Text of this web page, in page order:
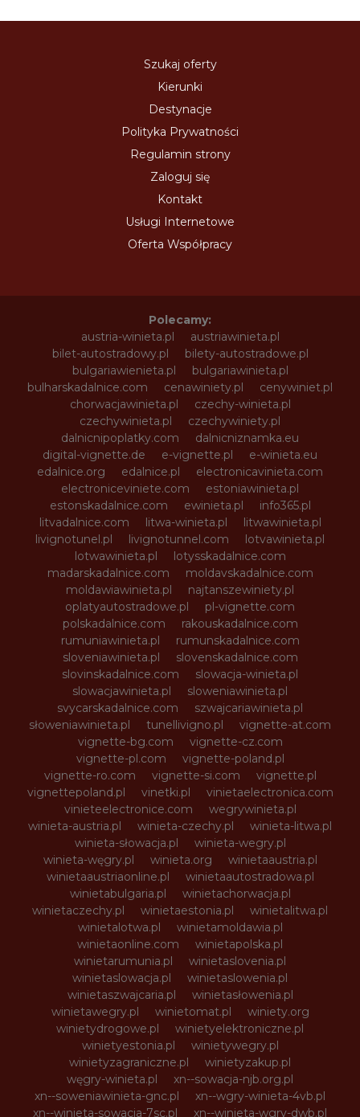
Szukaj oferty
Kierunki
Destynacje
Polityka Prywatności
Regulamin strony
Zaloguj się
Kontakt
Usługi Internetowe
Oferta Współpracy
Polecamy:
austria-winieta.pl
austriawinieta.pl
bilet-autostradowy.pl
bilety-autostradowe.pl
bulgariawienieta.pl
bulgariawinieta.pl
bulharskadalnice.com
cenawiniety.pl
cenywiniet.pl
chorwacjawinieta.pl
czechy-winieta.pl
czechywinieta.pl
czechywiniety.pl
dalnicnipoplatky.com
dalnicniznamka.eu
digital-vignette.de
e-vignette.pl
e-winieta.eu
edalnice.org
edalnice.pl
electronicavinieta.com
electroniceviniete.com
estoniawinieta.pl
estonskadalnice.com
ewinieta.pl
info365.pl
litvadalnice.com
litwa-winieta.pl
litwawinieta.pl
livignotunel.pl
livignotunnel.com
lotvawinieta.pl
lotwawinieta.pl
lotysskadalnice.com
madarskadalnice.com
moldavskadalnice.com
moldawiawinieta.pl
najtanszewiniety.pl
oplatyautostradowe.pl
pl-vignette.com
polskadalnice.com
rakouskadalnice.com
rumuniawinieta.pl
rumunskadalnice.com
sloveniawinieta.pl
slovenskadalnice.com
slovinskadalnice.com
slowacja-winieta.pl
slowacjawinieta.pl
sloweniawinieta.pl
svycarskadalnice.com
szwajcariawinieta.pl
słoweniawinieta.pl
tunellivigno.pl
vignette-at.com
vignette-bg.com
vignette-cz.com
vignette-pl.com
vignette-poland.pl
vignette-ro.com
vignette-si.com
vignette.pl
vignettepoland.pl
vinetki.pl
vinietaelectronica.com
vinieteelectronice.com
wegrywinieta.pl
winieta-austria.pl
winieta-czechy.pl
winieta-litwa.pl
winieta-słowacja.pl
winieta-wegry.pl
winieta-węgry.pl
winieta.org
winietaaustria.pl
winietaaustriaonline.pl
winietaautostradowa.pl
winietabulgaria.pl
winietachorwacja.pl
winietaczechy.pl
winietaestonia.pl
winietalitwa.pl
winietalotwa.pl
winietamoldawia.pl
winietaonline.com
winietapolska.pl
winietarumunia.pl
winietaslovenia.pl
winietaslowacja.pl
winietaslowenia.pl
winietaszwajcaria.pl
winietasłowenia.pl
winietawegry.pl
winietomat.pl
winiety.org
winietydrogowe.pl
winietyelektroniczne.pl
winietyestonia.pl
winietywegry.pl
winietyzagraniczne.pl
winietyzakup.pl
węgry-winieta.pl
xn--sowacja-njb.org.pl
xn--soweniawinieta-gnc.pl
xn--wgry-winieta-4vb.pl
xn--winieta-sowacja-7sc.pl
xn--winieta-wgry-dwb.pl